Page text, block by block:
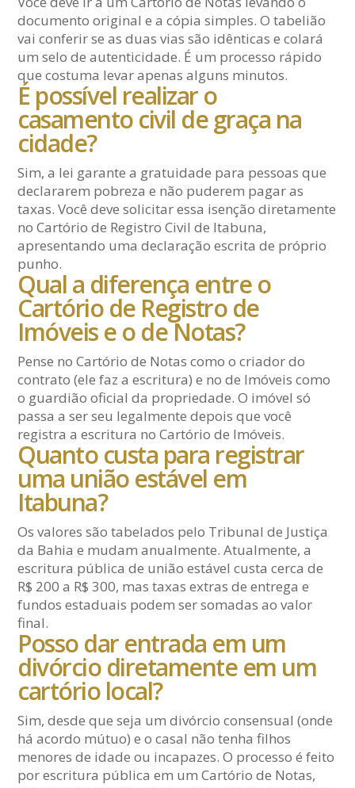
documento original e a cópia simples. O tabelião
vai conferir se as duas vias são idênticas e colará
um selo de autenticidade. É um processo rápido
que costuma levar apenas alguns minutos.
É possível realizar o
casamento civil de graça na
cidade?
Sim, a lei garante a gratuidade para pessoas que
declararem pobreza e não puderem pagar as
taxas. Você deve solicitar essa isenção diretamente
no Cartório de Registro Civil de Itabuna,
apresentando uma declaração escrita de próprio
punho.
Qual a diferença entre o
Cartório de Registro de
Imóveis e o de Notas?
Pense no Cartório de Notas como o criador do
contrato (ele faz a escritura) e no de Imóveis como
o guardião oficial da propriedade. O imóvel só
passa a ser seu legalmente depois que você
registra a escritura no Cartório de Imóveis.
Quanto custa para registrar
uma união estável em
Itabuna?
Os valores são tabelados pelo Tribunal de Justiça
da Bahia e mudam anualmente. Atualmente, a
escritura pública de união estável custa cerca de
R$ 200 a R$ 300, mas taxas extras de entrega e
fundos estaduais podem ser somadas ao valor
final.
Posso dar entrada em um
divórcio diretamente em um
cartório local?
Sim, desde que seja um divórcio consensual (onde
há acordo mútuo) e o casal não tenha filhos
menores de idade ou incapazes. O processo é feito
por escritura pública em um Cartório de Notas,